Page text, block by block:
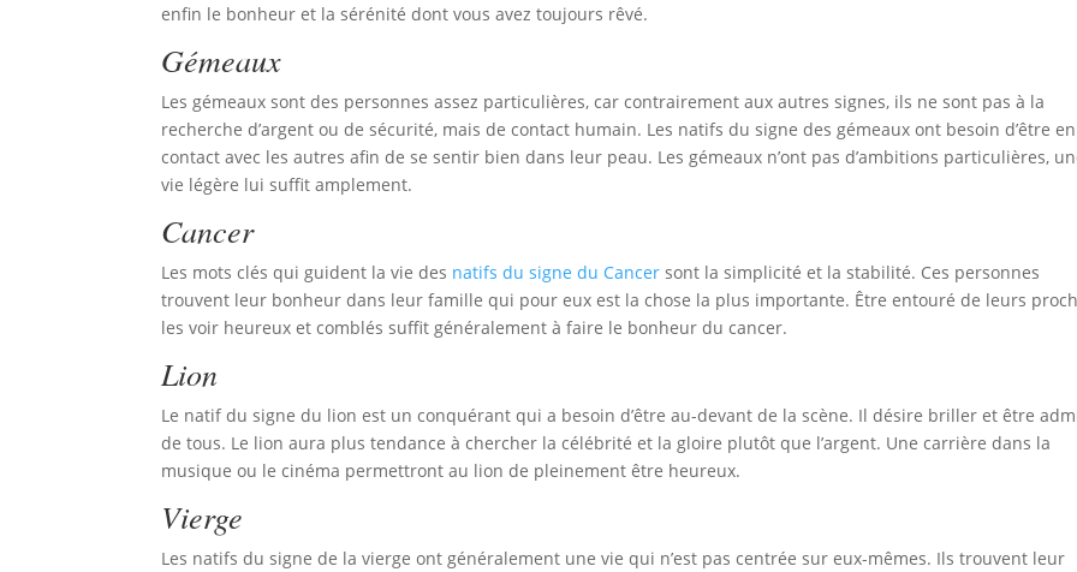
enfin le bonheur et la sérénité dont vous avez toujours rêvé.
Gémeaux
Les gémeaux sont des personnes assez particulières, car contrairement aux autres signes, ils ne sont pas à la
recherche d’argent ou de sécurité, mais de contact humain. Les natifs du signe des gémeaux ont besoin d’être en
contact avec les autres afin de se sentir bien dans leur peau. Les gémeaux n’ont pas d’ambitions particulières,
vie légère lui suffit amplement.
Cancer
Les mots clés qui guident la vie des natifs du signe du Cancer sont la simplicité et la stabilité. Ces personnes
trouvent leur bonheur dans leur famille qui pour eux est la chose la plus importante. Être entouré de leurs
les voir heureux et comblés suffit généralement à faire le bonheur du cancer.
Lion
Le natif du signe du lion est un conquérant qui a besoin d’être au-devant de la scène. Il désire briller et être
de tous. Le lion aura plus tendance à chercher la célébrité et la gloire plutôt que l’argent. Une carrière dans la
musique ou le cinéma permettront au lion de pleinement être heureux.
Vierge
Les natifs du signe de la vierge ont généralement une vie qui n’est pas centrée sur eux-mêmes. Ils trouvent leur